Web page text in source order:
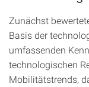
Zunächst
Basis der
umfassenden
technologischen
Mobilitätstrends,